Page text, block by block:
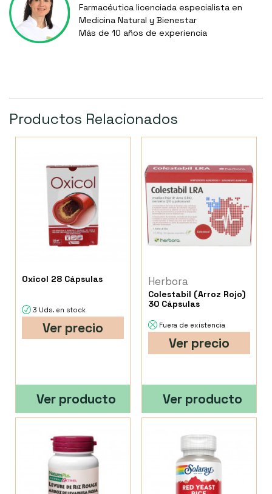
Farmacéutica licenciada especialista en
Medicina Natural y Bienestar
Más de 10 años de experiencia
Productos Relacionados
Oxicol 28 Cápsulas
3 Uds. en stock
Ver precio
Ver producto
Herbora
Colestabil (Arroz Rojo)
30 Cápsulas
Fuera de existencia
Ver precio
Ver producto